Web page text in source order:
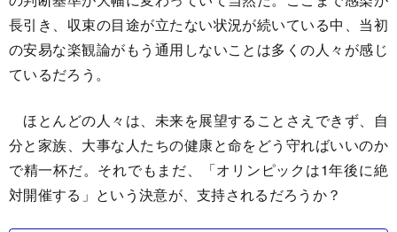
長引き、収束の目途が立たない状況が続いている中、当初
の安易な楽観論がもう通用しないことは多くの人々が感じ
ているだろう。
ほとんどの人々は、未来を展望することさえできず、自
分と家族、大事な人たちの健康と命をどう守ればいいのか
で精一杯だ。それでもまだ、「オリンピックは1年後に絶
対開催する」という決意が、支持されるだろうか？